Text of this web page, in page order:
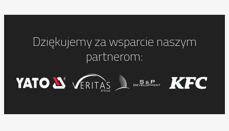
Dziękujemy za wsparcie naszym
partnerom: